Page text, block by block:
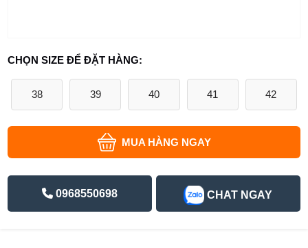
CHỌN SIZE ĐỂ ĐẶT HÀNG:
38 39 40 41 42
MUA HÀNG NGAY
0968550698 CHAT NGAY